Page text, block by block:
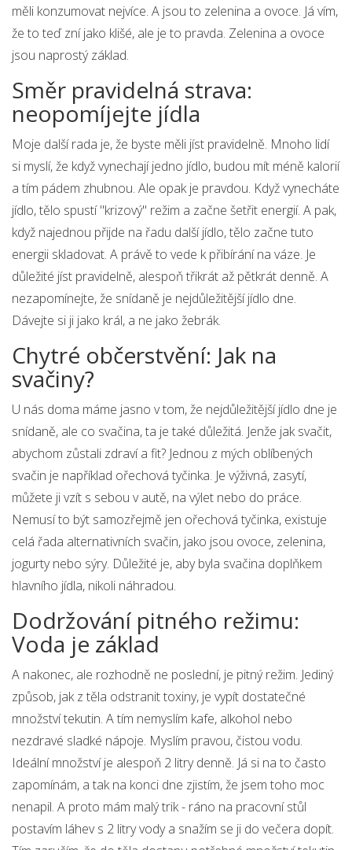
měli konzumovat nejvíce. A jsou to zelenina a ovoce. Já vím,
že to teď zní jako klišé, ale je to pravda. Zelenina a ovoce
jsou naprostý základ.
Směr pravidelná strava:
neopomíjejte jídla
Moje další rada je, že byste měli jíst pravidelně. Mnoho lidí
si myslí, že když vynechají jedno jídlo, budou mít méně kalorií
a tím pádem zhubnou. Ale opak je pravdou. Když vynecháte
jídlo, tělo spustí "krizový" režim a začne šetřit energií. A pak,
když najednou přijde na řadu další jídlo, tělo začne tuto
energii skladovat. A právě to vede k přibírání na váze. Je
důležité jíst pravidelně, alespoň třikrát až pětkrát denně. A
nezapomínejte, že snídaně je nejdůležitější jídlo dne.
Dávejte si ji jako král, a ne jako žebrák.
Chytré občerstvění: Jak na
svačiny?
U nás doma máme jasno v tom, že nejdůležitější jídlo dne je
snídaně, ale co svačina, ta je také důležitá. Jenže jak svačit,
abychom zůstali zdraví a fit? Jednou z mých oblíbených
svačin je například ořechová tyčinka. Je výživná, zasytí,
můžete ji vzít s sebou v autě, na výlet nebo do práce.
Nemusí to být samozřejmě jen ořechová tyčinka, existuje
celá řada alternativních svačin, jako jsou ovoce, zelenina,
jogurty nebo sýry. Důležité je, aby byla svačina doplňkem
hlavního jídla, nikoli náhradou.
Dodržování pitného režimu:
Voda je základ
A nakonec, ale rozhodně ne poslední, je pitný režim. Jediný
způsob, jak z těla odstranit toxiny, je vypít dostatečné
množství tekutin. A tím nemyslím kafe, alkohol nebo
nezdravé sladké nápoje. Myslím pravou, čistou vodu.
Ideální množství je alespoň 2 litry denně. Já si na to často
zapomínám, a tak na konci dne zjistím, že jsem toho moc
nenapil. A proto mám malý trik - ráno na pracovní stůl
postavím láhev s 2 litry vody a snažím se ji do večera dopít.